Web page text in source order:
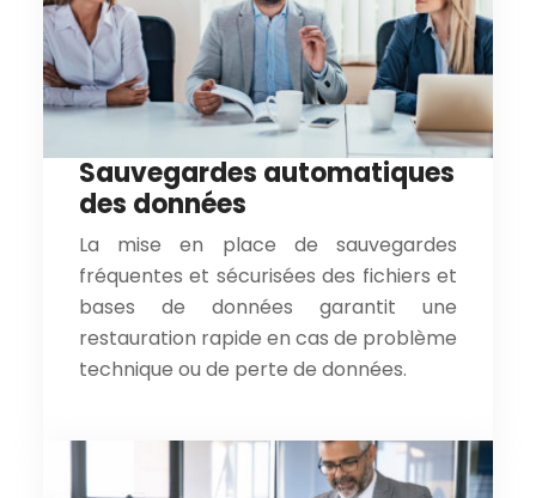
Sauvegardes automatiques
des données
La mise en place de sauvegardes
fréquentes et sécurisées des fichiers et
bases de données garantit une
restauration rapide en cas de problème
technique ou de perte de données.